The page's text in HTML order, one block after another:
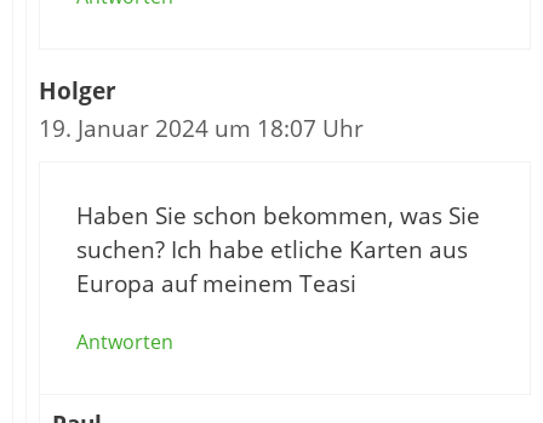
Holger
19. Januar 2024 um 18:07 Uhr
Haben Sie schon bekommen, was Sie
suchen? Ich habe etliche Karten aus
Europa auf meinem Teasi
Antworten